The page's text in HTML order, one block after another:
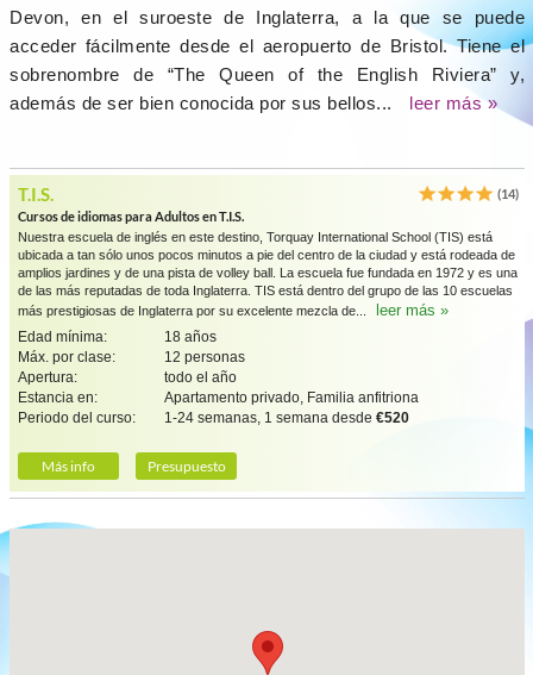
Devon, en el suroeste de Inglaterra, a la que se puede
acceder fácilmente desde el aeropuerto de Bristol. Tiene el
sobrenombre de “The Queen of the English Riviera” y,
además de ser bien conocida por sus bellos...
leer más »
T.I.S.
(14)
Cursos de idiomas para Adultos en T.I.S.
Nuestra escuela de inglés en este destino, Torquay International School (TIS) está
ubicada a tan sólo unos pocos minutos a pie del centro de la ciudad y está rodeada de
amplios jardines y de una pista de volley ball. La escuela fue fundada en 1972 y es una
de las más reputadas de toda Inglaterra. TIS está dentro del grupo de las 10 escuelas
más prestigiosas de Inglaterra por su excelente mezcla de...
leer más »
Edad mínima:
18 años
Máx. por clase:
12 personas
Apertura:
todo el año
Estancia en:
Apartamento privado, Familia anfitriona
Periodo del curso:
1-24 semanas, 1 semana desde €520
Más info Presupuesto